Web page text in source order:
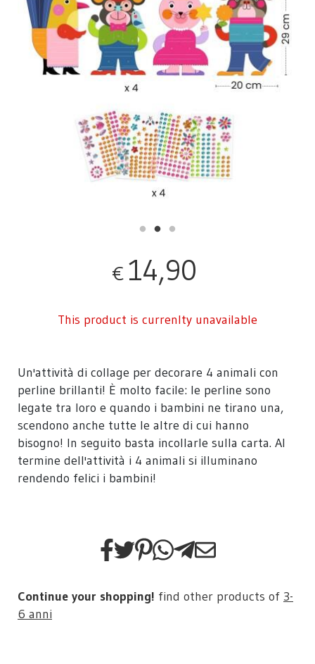
€ 14,90
This product is currenlty unavailable
Un'attività di collage per decorare 4 animali con
perline brillanti! È molto facile: le perline sono
legate tra loro e quando i bambini ne tirano una,
scendono anche tutte le altre di cui hanno
bisogno! In seguito basta incollarle sulla carta. Al
termine dell'attività i 4 animali si illuminano
rendendo felici i bambini!
Continue your shopping! find other products of 3-
6 anni